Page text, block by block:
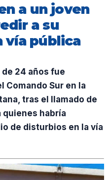
a un joven
a su
vía pública
de 24 años fue
Comando Sur en la
tras el llamado de
quienes habría
de disturbios en la vía